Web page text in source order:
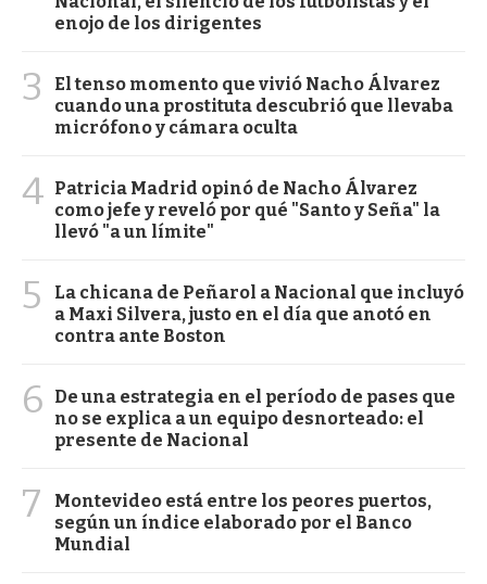
enojo de los dirigentes
3
El tenso momento que vivió Nacho Álvarez
cuando una prostituta descubrió que llevaba
micrófono y cámara oculta
4 Patricia Madrid opinó de Nacho Álvarez
como jefe y reveló por qué "Santo y Seña" la
llevó "a un límite"
5
La chicana de Peñarol a Nacional que incluyó
a Maxi Silvera, justo en el día que anotó en
contra ante Boston
6
De una estrategia en el período de pases que
no se explica a un equipo desnorteado: el
presente de Nacional
7
Montevideo está entre los peores puertos,
según un índice elaborado por el Banco
Mundial